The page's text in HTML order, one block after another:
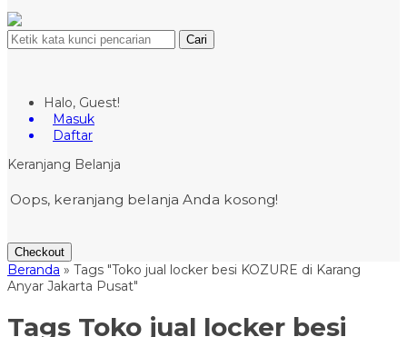
Cari
Halo, Guest!
Masuk
Daftar
Keranjang Belanja
Oops, keranjang belanja Anda kosong!
Checkout
Beranda » Tags "Toko jual locker besi KOZURE di Karang
Anyar Jakarta Pusat"
Tags Toko jual locker besi